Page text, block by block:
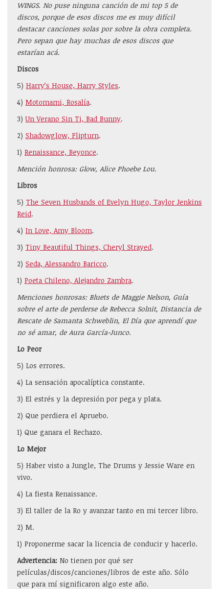
WINGS. No puse ninguna canción de mi top 5 de
discos, porque de esos discos me es muy difícil
destacar canciones solas por sobre la obra completa.
Pero sepan que hay muchas de esos discos que
estarían acá.
Discos
5) Harry’s House, Harry Styles.
4) Motomami, Rosalía.
3)Un Verano Sin Ti, Bad Bunny.
2) Shadowglow, Flipturn.
1) Renaissance, Beyonce.
Mención honrosa: Glow, Alice Phoebe Lou.
Libros
5) The Seven Husbands of Evelyn Hugo, Taylor Jenkins
Reid.
4) In Love, Amy Bloom.
3) Tiny Beautiful Things, Cheryl Strayed.
2) Seda, Alessandro Baricco.
1) Poeta Chileno, Alejandro Zambra.
Menciones honrosas: Bluets de Maggie Nelson, Guía
sobre el arte de perderse de Rebecca Solnit, Distancia de
Rescate de Samanta Schweblin, El Día que aprendí que
no sé amar, de Aura García-Junco.
Lo Peor
5) Los errores.
4) La sensación apocalíptica constante.
3) El estrés y la depresión por pega y plata.
2) Que perdiera el Apruebo.
1) Que ganara el Rechazo.
Lo Mejor
5) Haber visto a Jungle, The Drums y Jessie Ware en
vivo.
4) La fiesta Renaissance.
3) El taller de la Ro y avanzar tanto en mi tercer libro.
2) M.
1) Proponerme sacar la licencia de conducir y hacerlo.
Advertencia: No tienen por qué ser
películas/discos/canciones/libros de este año. Sólo
que para mí significaron algo este año.